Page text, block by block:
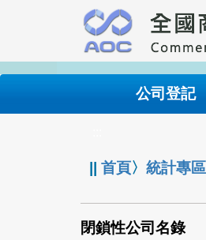
要
內
公司登記
||首頁〉統計專區
閉鎖性公司名錄